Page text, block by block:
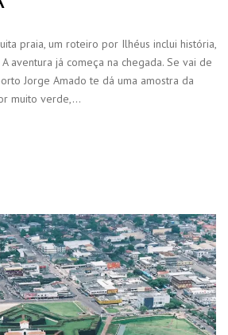
praia, um roteiro por Ilhéus inclui história,
aventura já começa na chegada. Se vai de
Jorge Amado te dá uma amostra da
muito verde,…